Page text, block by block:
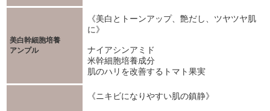
美白幹細胞培養
アンプル
《美白とトーンアップ、艶だし、ツヤツヤ肌
に》
ナイアシンアミド
米幹細胞培養成分
肌のハリを改善するトマト果実
《ニキビになりやすい肌の鎮静》